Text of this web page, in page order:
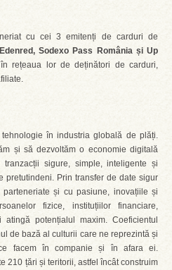
cu cei 3 emitenți de carduri de
Edenred, Sodexo Pass România și Up
rețeaua lor de deținători de carduri,
în industria globală de plăți.
și să dezvoltăm o economie digitală
sigure, simple, inteligente și
pretutindeni. Prin transfer de date sigur
și cu pasiune, inovațiile și
fizice, instituțiilor financiare,
potențialul maxim. Coeficientul
de bază al culturii care ne reprezintă și
facem în companie și în afara ei.
210 țări și teritorii, astfel încât construim